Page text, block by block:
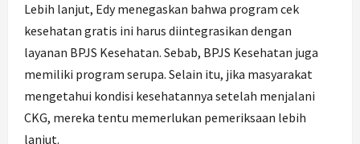
Lebih lanjut, Edy menegaskan bahwa program cek
kesehatan gratis ini harus diintegrasikan dengan
layanan BPJS Kesehatan. Sebab, BPJS Kesehatan juga
memiliki program serupa. Selain itu, jika masyarakat
mengetahui kondisi kesehatannya setelah menjalani
CKG, mereka tentu memerlukan pemeriksaan lebih
lanjut.